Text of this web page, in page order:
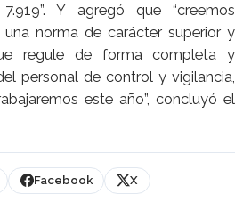
Y agregó que “creemos
una norma de carácter superior y
regule de forma completa y
personal de control y vigilancia,
este año”, concluyó el
Facebook X